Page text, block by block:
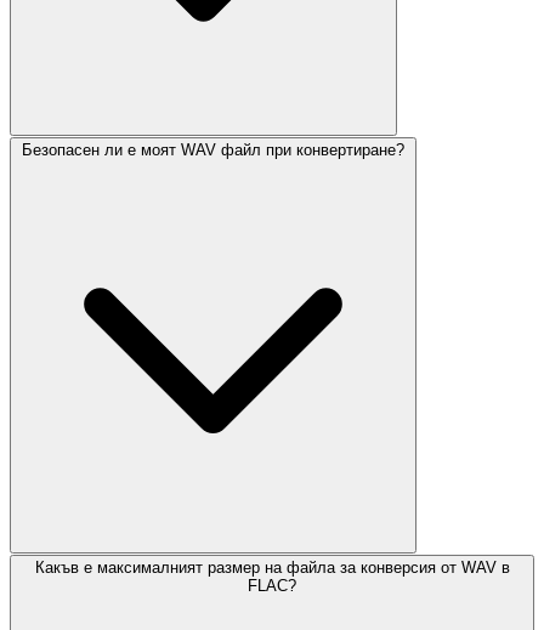
Безопасен ли е моят WAV файл при конвертиране?
Какъв е максималният размер на файла за конверсия от WAV в
FLAC?